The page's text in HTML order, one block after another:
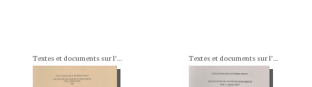
Textes et documents sur l'Indochine Textes et documents sur l'Indochine